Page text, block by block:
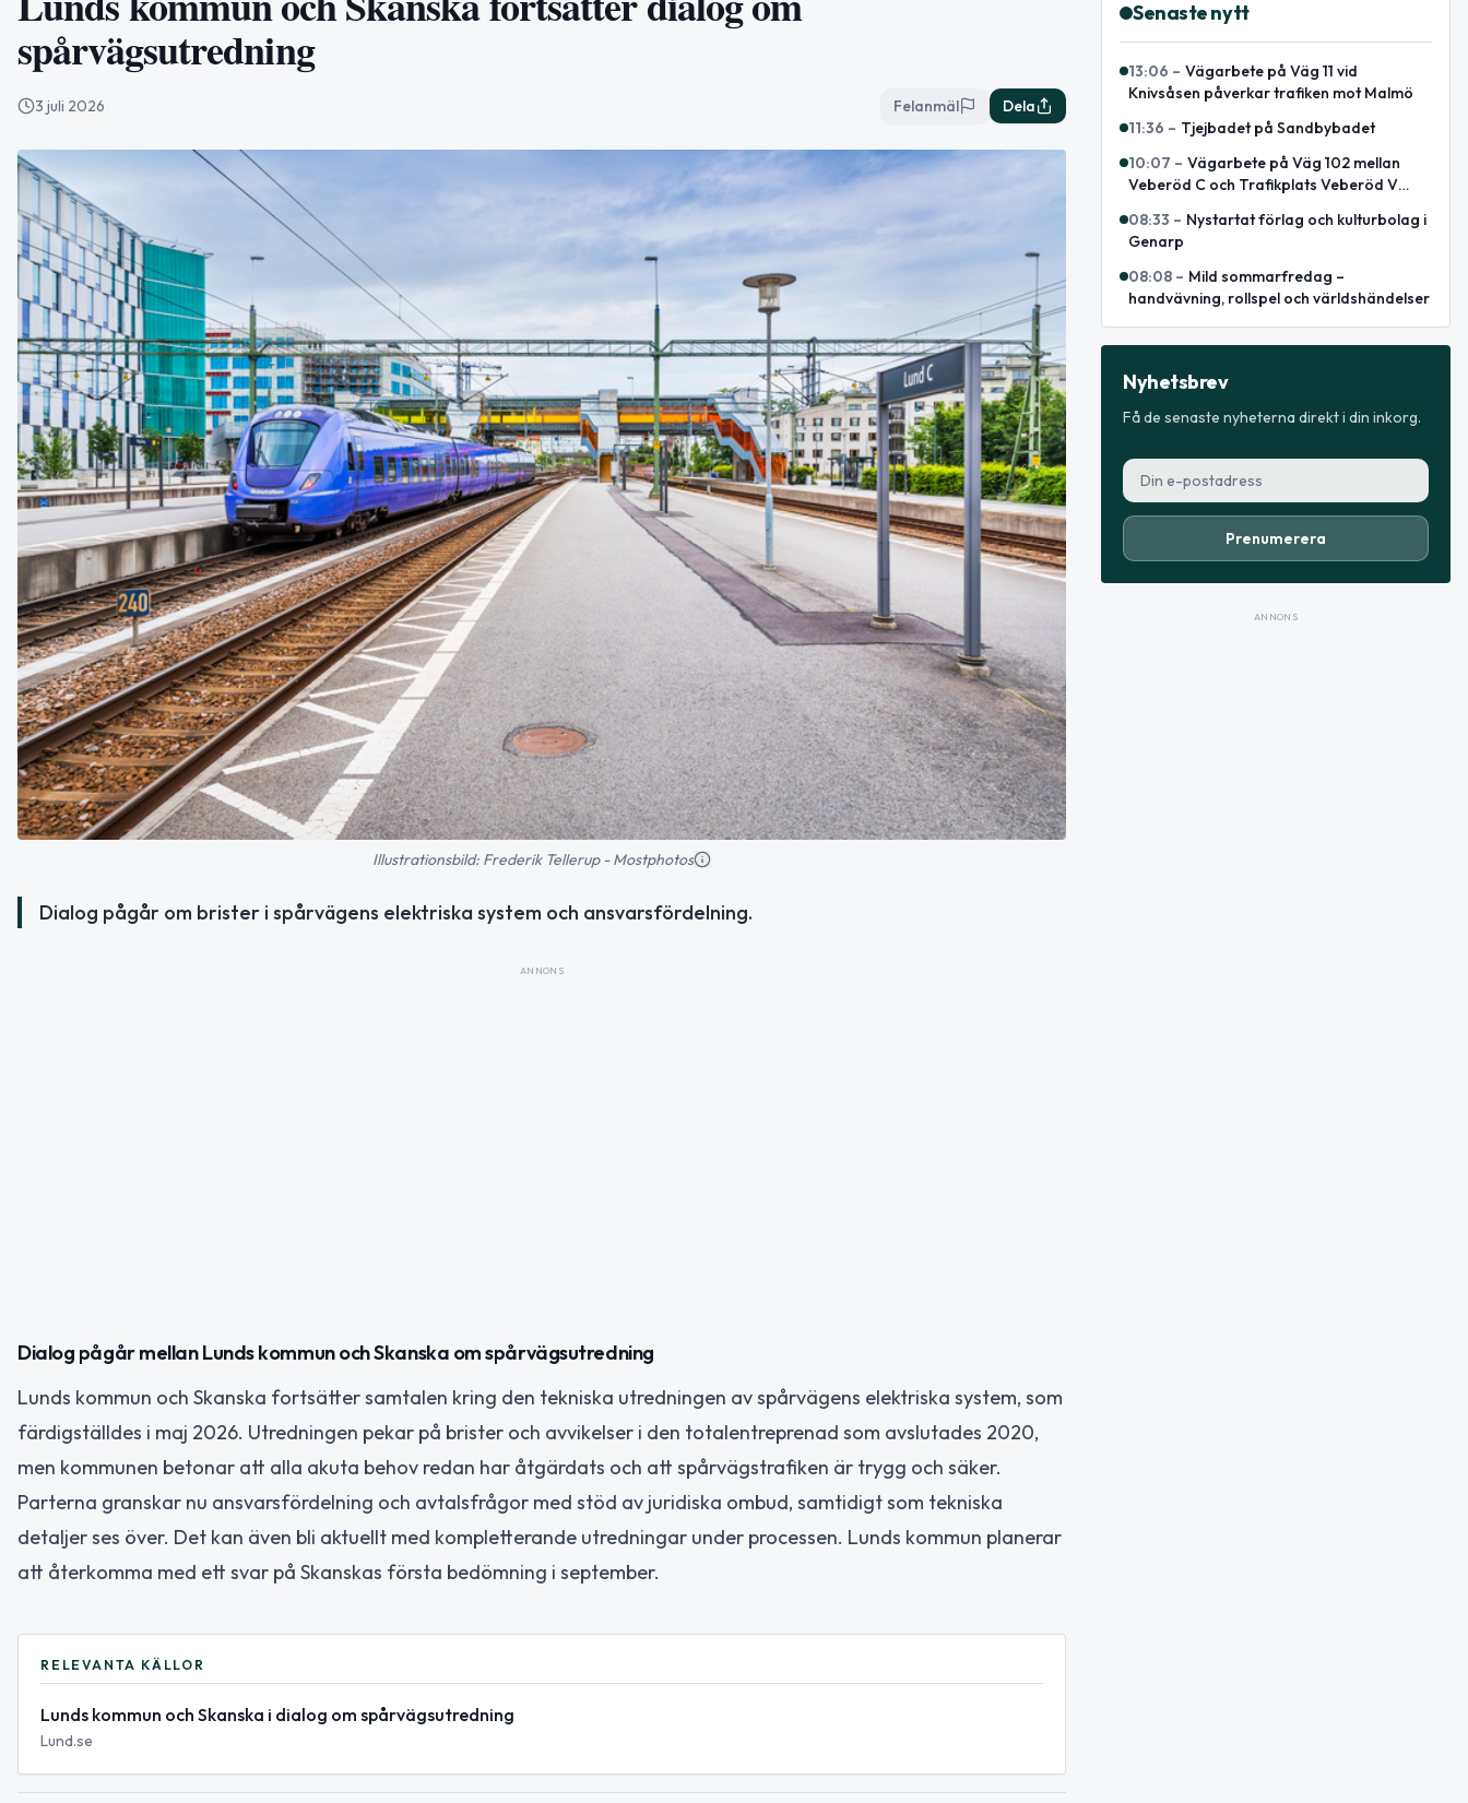
spårvägsutredning
3 juli 2026 Felanmäl Dela
Illustrationsbild: Frederik Tellerup - Mostphotos
Dialog pågår om brister i spårvägens elektriska system och ansvarsfördelning.
ANNONS
Dialog pågår mellan Lunds kommun och Skanska om spårvägsutredning
Lunds kommun och Skanska fortsätter samtalen kring den tekniska utredningen av spårvägens elektriska system, som
färdigställdes i maj 2026. Utredningen pekar på brister och avvikelser i den totalentreprenad som avslutades 2020,
men kommunen betonar att alla akuta behov redan har åtgärdats och att spårvägstrafiken är trygg och säker.
Parterna granskar nu ansvarsfördelning och avtalsfrågor med stöd av juridiska ombud, samtidigt som tekniska
detaljer ses över. Det kan även bli aktuellt med kompletterande utredningar under processen. Lunds kommun planerar
att återkomma med ett svar på Skanskas första bedömning i september.
RELEVANTA KÄLLOR
Lunds kommun och Skanska i dialog om spårvägsutredning
Lund.se
Senaste nytt
13:06 – Vägarbete på Väg 11 vid
Knivsåsen påverkar trafiken mot Malmö
11:36 – Tjejbadet på Sandbybadet
10:07 – Vägarbete på Väg 102 mellan
Veberöd C och Trafikplats Veberöd V
08:33 – Nystartat förlag och kulturbolag i
Genarp
08:08 – Mild sommarfredag –
handvävning, rollspel och världshändelser
Nyhetsbrev
Få de senaste nyheterna direkt i din inkorg.
Prenumerera
ANNONS